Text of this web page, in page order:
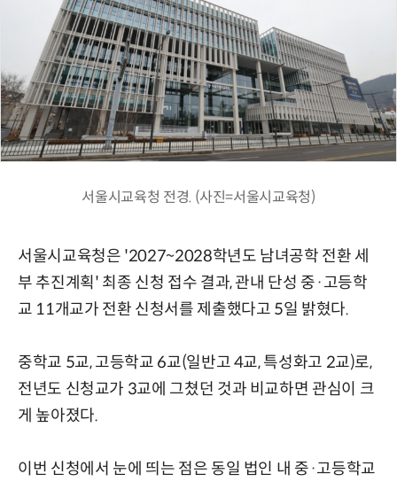
서울시교육청 전경. (사진=서울시교육청)
서울시교육청은 '2027~2028학년도 남녀공학 전환 세
부 추진계획' 최종 신청 접수 결과, 관내 단성 중·고등학
교 11개교가 전환 신청서를 제출했다고 5일 밝혔다.
중학교 5교, 고등학교 6교(일반고 4교, 특성화고 2교)로,
전년도 신청교가 3교에 그쳤던 것과 비교하면 관심이 크
게 높아졌다.
이번 신청에서 눈에 띄는 점은 동일 법인 내 중·고등학교